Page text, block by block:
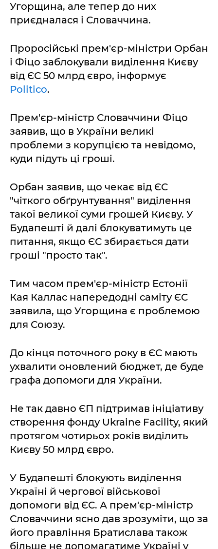
Угорщина, але тепер до них
приєдналася і Словаччина.
Проросійські прем'єр-міністри Орбан
і Фіцо заблокували виділення Києву
від ЄС 50 млрд євро, інформує
Politico.
Прем'єр-міністр Словаччини Фіцо
заявив, що в України великі
проблеми з корупцією та невідомо,
куди підуть ці гроші.
Орбан заявив, що чекає від ЄС
"чіткого обґрунтування" виділення
такої великої суми грошей Києву. У
Будапешті й далі блокуватимуть це
питання, якщо ЄС збирається дати
гроші "просто так".
Тим часом прем'єр-міністр Естонії
Кая Каллас напередодні саміту ЄС
заявила, що Угорщина є проблемою
для Союзу.
До кінця поточного року в ЄС мають
ухвалити оновлений бюджет, де буде
графа допомоги для України.
Не так давно ЄП підтримав ініціативу
створення фонду Ukraine Facility, який
протягом чотирьох років виділить
Києву 50 млрд євро.
У Будапешті блокують виділення
Україні й чергової військової
допомоги від ЄС. А прем'єр-міністр
Словаччини ясно дав зрозуміти, що за
його правління Братислава також
більше не допомагатиме Україні у